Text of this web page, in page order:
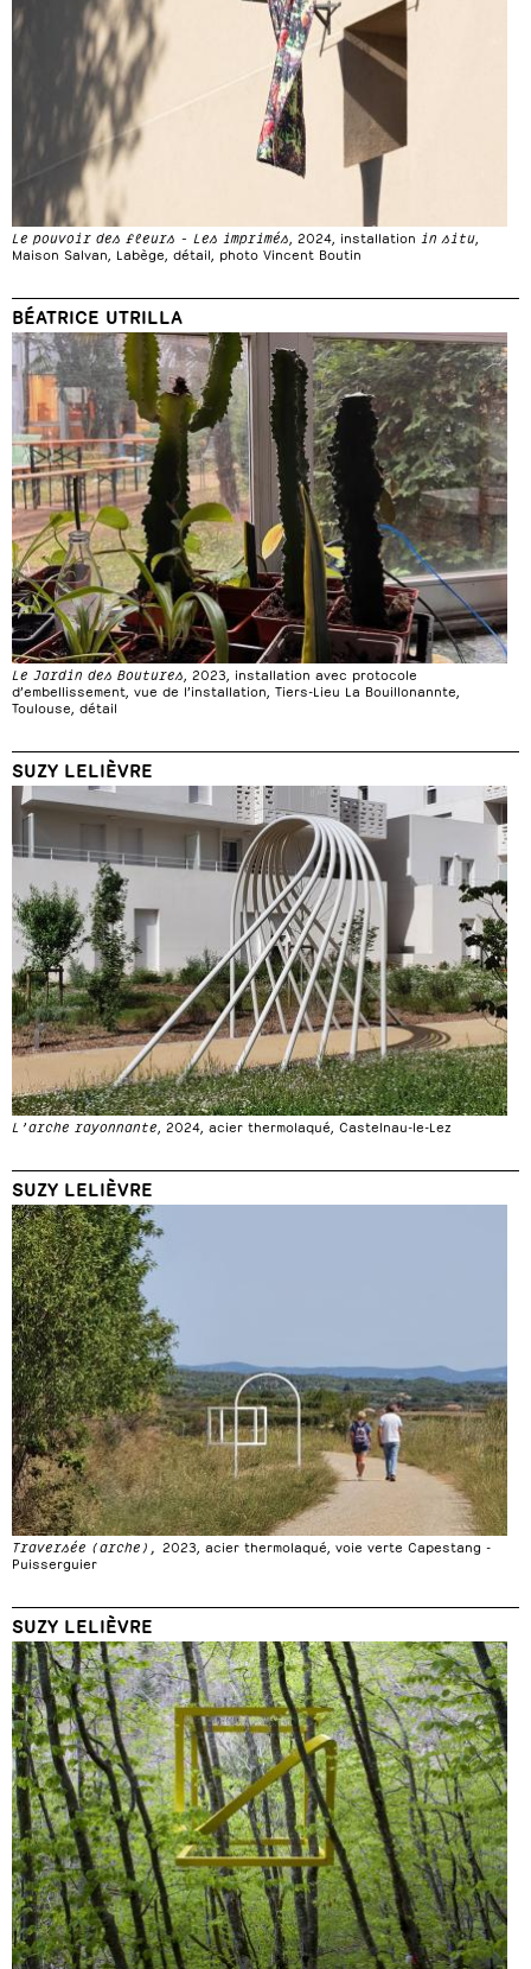
Le pouvoir des fleurs - Les imprimés , 2024, installation in situ
Maison Salvan, Labège, détail, photo Vincent Boutin
BÉATRICE UTRILLA
Le Jardin des Boutures , 2023, installation avec protocole
d’embellissement, vue de l’installation, Tiers-Lieu La Bouillonannte,
Toulouse, détail
SUZY LELIÈVRE
L’arche rayonnante, 2024, acier thermolaqué, Castelnau-le-Lez
SUZY LELIÈVRE
Traversée (arche), 2023, acier thermolaqué, voie verte Capestang -
Puisserguier
SUZY LELIÈVRE